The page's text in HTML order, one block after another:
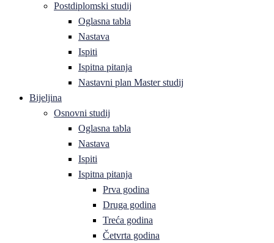
Postdiplomski studij
Oglasna tabla
Nastava
Ispiti
Ispitna pitanja
Nastavni plan Master studij
Bijeljina
Osnovni studij
Oglasna tabla
Nastava
Ispiti
Ispitna pitanja
Prva godina
Druga godina
Treća godina
Četvrta godina